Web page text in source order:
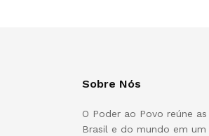
Sobre Nós
O Poder ao Povo reúne
Brasil e do mundo em